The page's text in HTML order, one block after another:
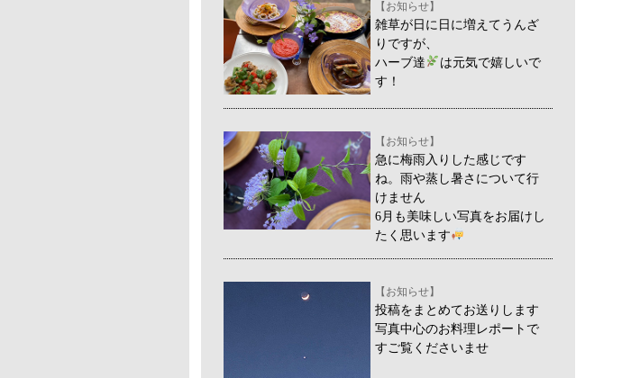
【お知らせ】
雑草が日に日に増えてうんざ
りですが、
ハーブ達
は元気で嬉しいで
す！
【お知らせ】
急に梅雨入りした感じです
ね。雨や蒸し暑さについて行
けません
6月も美味しい写真をお届けし
たく思います
【お知らせ】
投稿をまとめてお送りします
写真中心のお料理レポートで
すご覧くださいませ